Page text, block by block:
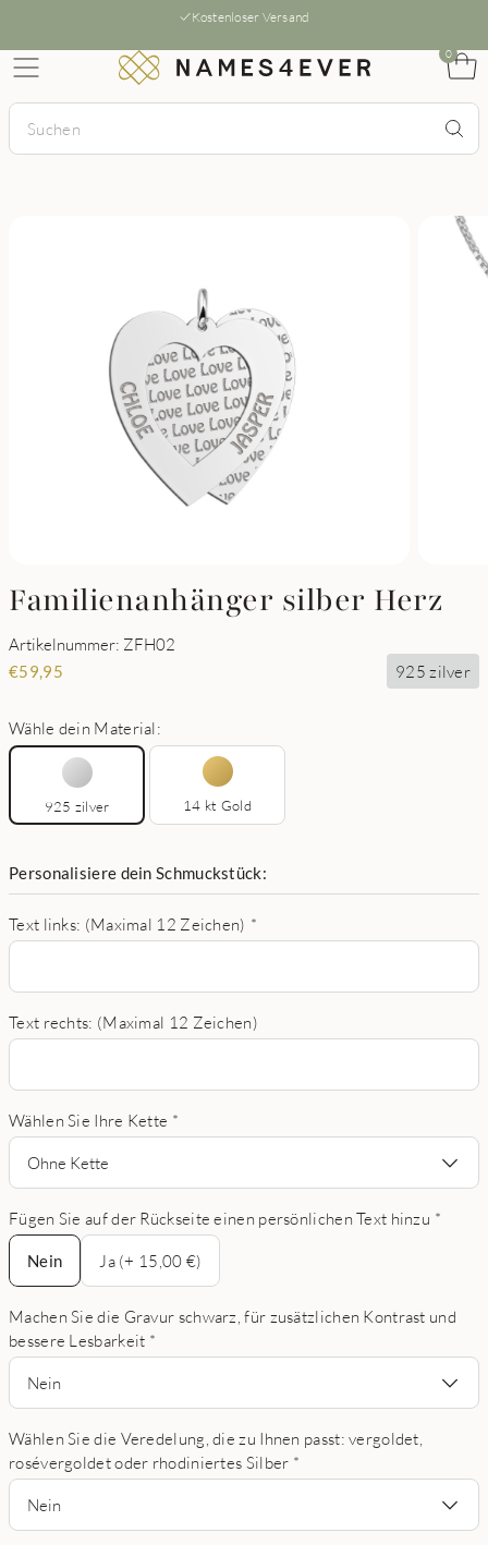
Kostenloser Versand
0
Familienanhänger silber Herz
Artikelnummer: ZFH02
€59,95 925 zilver
Wähle dein Material:
925 zilver 14 kt Gold
Personalisiere dein Schmuckstück:
Text links: (Maximal 12 Zeichen) *
Text rechts: (Maximal 12 Zeichen)
Wählen Sie Ihre Kette *
Ohne Kette
Fügen Sie auf der Rückseite einen persönlichen Text hinzu *
Nein
Nein
Ja (+ 15,00 €)
Machen Sie die Gravur schwarz, für zusätzlichen Kontrast und
bessere Lesbarkeit *
Nein
Wählen Sie die Veredelung, die zu Ihnen passt: vergoldet,
rosévergoldet oder rhodiniertes Silber *
Nein